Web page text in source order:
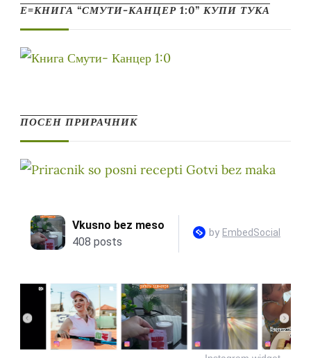
Е=КНИГА “СМУТИ-КАНЦЕР 1:0” КУПИ ТУКА
ПОСЕН ПРИРАЧНИК